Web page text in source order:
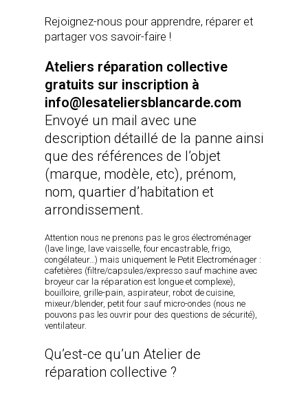
Rejoignez-nous pour apprendre, réparer et
partager vos savoir-faire !
Ateliers réparation collective
gratuits sur inscription à
info@lesateliersblancarde.com
Envoyé un mail avec une
description détaillé de la panne ainsi
que des références de l’objet
(marque, modèle, etc), prénom,
nom, quartier d’habitation et
arrondissement.
Attention nous ne prenons pas le gros électroménager
(lave linge, lave vaisselle, four encastrable, frigo,
congélateur…) mais uniquement le Petit Electroménager :
cafetières (filtre/capsules/expresso sauf machine avec
broyeur car la réparation est longue et complexe),
bouilloire, grille-pain, aspirateur, robot de cuisine,
mixeur/blender, petit four sauf micro-ondes (nous ne
pouvons pas les ouvrir pour des questions de sécurité),
ventilateur.
Qu’est-ce qu’un Atelier de
réparation collective ?